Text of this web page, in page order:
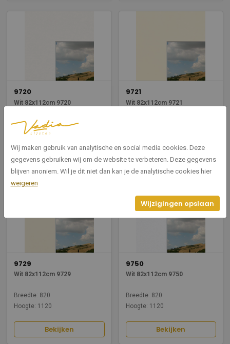
9720
Wit 82x112cm 9720
Breedte: 820
Hoogte: 1120
Bekijken
9721
Wit 82x112cm 9721
Bekijken
9729
Wit 82x112cm 9729
Breedte: 820
Hoogte: 1120
Bekijken
9750
Wit 82x112cm 9750
Breedte: 820
Hoogte: 1120
Bekijken
Wij maken gebruik van analytische en social media cookies. Deze
gegevens gebruiken wij om de website te verbeteren. Deze gegevens
blijven anoniem. Wil je dit niet dan kan je de analytische cookies hier
weigeren
Wijzigingen opslaan